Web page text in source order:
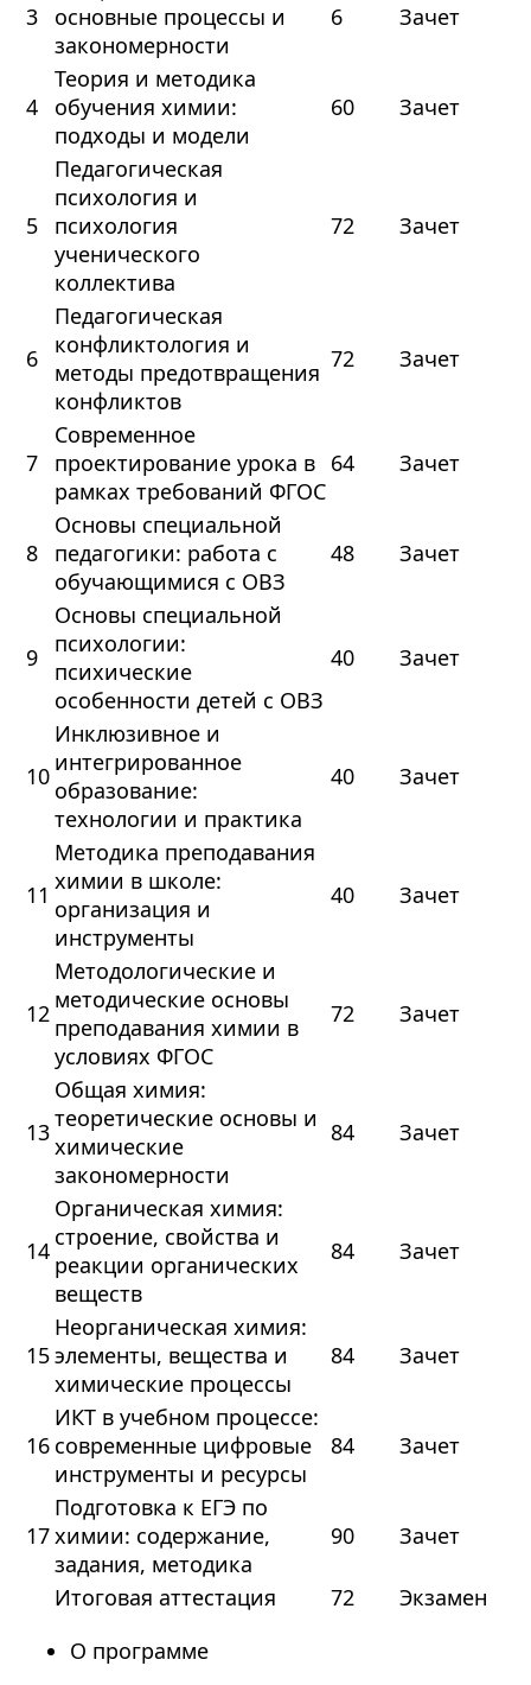
3
основные процессы и
закономерности
6 Зачет
4
Теория и методика
обучения химии:
подходы и модели
60 Зачет
5
Педагогическая
психология и
психология
ученического
коллектива
72 Зачет
6
Педагогическая
конфликтология и
методы предотвращения
конфликтов
72 Зачет
7
Современное
проектирование урока в
рамках требований ФГОС
64 Зачет
8
Основы специальной
педагогики: работа с
обучающимися с ОВЗ
48 Зачет
9
Основы специальной
психологии:
психические
особенности детей с ОВЗ
40 Зачет
10
Инклюзивное и
интегрированное
образование:
технологии и практика
40 Зачет
11
Методика преподавания
химии в школе:
организация и
инструменты
40 Зачет
12
Методологические и
методические основы
преподавания химии в
условиях ФГОС
72 Зачет
13
Общая химия:
теоретические основы и
химические
закономерности
84 Зачет
14
Органическая химия:
строение, свойства и
реакции органических
веществ
84 Зачет
15
Неорганическая химия:
элементы, вещества и
химические процессы
84 Зачет
16
ИКТ в учебном процессе:
современные цифровые
инструменты и ресурсы
84 Зачет
17
Подготовка к ЕГЭ по
химии: содержание,
задания, методика
90 Зачет
Итоговая аттестация 72
Экзамен
О программе